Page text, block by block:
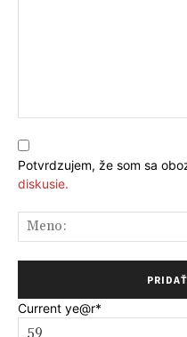
Potvrdzujem, že som sa
diskusie.
Current ye@r*